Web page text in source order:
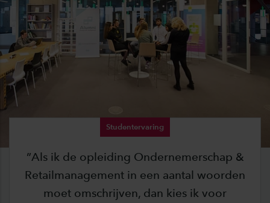
Studentervaring
Als ik de opleiding Ondernemerschap &
Retailmanagement in een aantal woorden
moet omschrijven, dan kies ik voor